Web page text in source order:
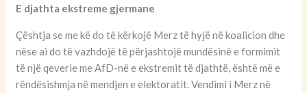
E djathta ekstreme gjermane
Çështja se me kë do të kërkojë Merz të hyjë në koalicion dhe
nëse ai do të vazhdojë të përjashtojë mundësinë e formimit
të një qeverie me AfD-në e ekstremit të djathtë, është më e
rëndësishmja në mendjen e elektoratit. Vendimi i Merz në